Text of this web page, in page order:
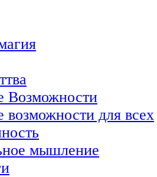
Возможности
возможности для всех
мышление